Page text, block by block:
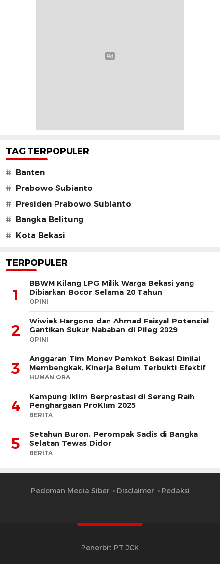
TAG TERPOPULER
# Banten
# Prabowo Subianto
# Presiden Prabowo Subianto
# Bangka Belitung
# Kota Bekasi
TERPOPULER
1
BBWM Kilang LPG Milik Warga Bekasi yang
Dibiarkan Bocor Selama 20 Tahun
OPINI
2
Wiwiek Hargono dan Ahmad Faisyal Potensial
Gantikan Sukur Nababan di Pileg 2029
OPINI
3
Anggaran Tim Monev Pemkot Bekasi Dinilai
Membengkak, Kinerja Belum Terbukti Efektif
HUMANIORA
4
Kampung Iklim Berprestasi di Serang Raih
Penghargaan ProKlim 2025
BERITA
5
Setahun Buron, Perompak Sadis di Bangka
Selatan Tewas Didor
BERITA
Pedoman Media Siber Disclaimer Redaksi
Penerbit PT JCK